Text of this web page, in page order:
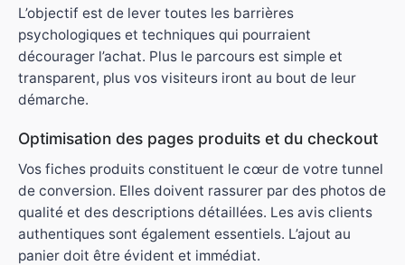
L’objectif est de lever toutes les barrières
psychologiques et techniques qui pourraient
décourager l’achat. Plus le parcours est simple et
transparent, plus vos visiteurs iront au bout de leur
démarche.
Optimisation des pages produits et du checkout
Vos fiches produits constituent le cœur de votre tunnel
de conversion. Elles doivent rassurer par des photos de
qualité et des descriptions détaillées. Les avis clients
authentiques sont également essentiels. L’ajout au
panier doit être évident et immédiat.